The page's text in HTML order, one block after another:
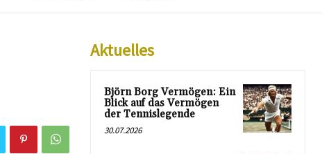
Aktuelles
Björn Borg Vermögen: Ein
Blick auf das Vermögen
der Tennislegende
30.07.2026